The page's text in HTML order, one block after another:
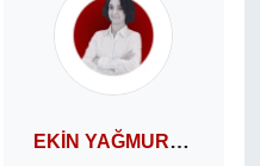
yeni sezona
nasıl giriyor?
EKIN YAĞMUR UYGUR ŞAHINTÜRK